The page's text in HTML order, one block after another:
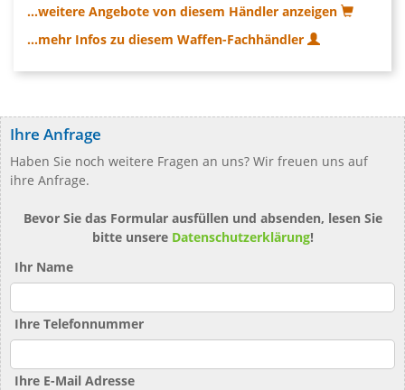
...weitere Angebote von diesem Händler anzeigen
...mehr Infos zu diesem Waffen-Fachhändler
Ihre Anfrage
Haben Sie noch weitere Fragen an uns? Wir freuen uns auf
ihre Anfrage.
Bevor Sie das Formular ausfüllen und absenden, lesen Sie
bitte unsere Datenschutzerklärung!
Ihr Name
Ihre Telefonnummer
Ihre E-Mail Adresse